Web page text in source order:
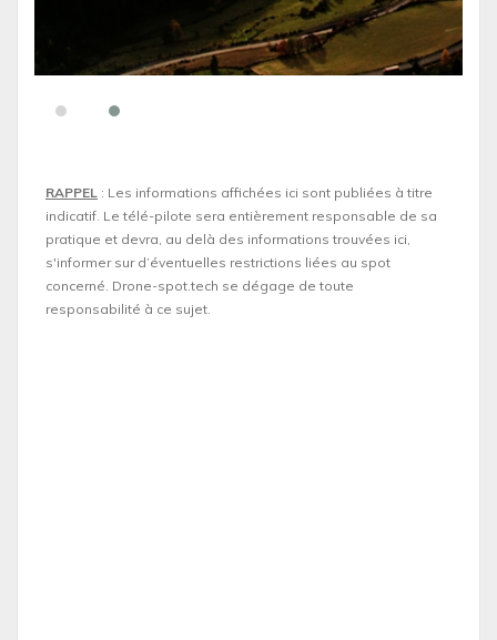
RAPPEL : Les informations affichées ici sont publiées à titre
indicatif. Le télé-pilote sera entièrement responsable de sa
pratique et devra, au delà des informations trouvées ici,
s'informer sur d’éventuelles restrictions liées au spot
concerné. Drone-spot.tech se dégage de toute
responsabilité à ce sujet.